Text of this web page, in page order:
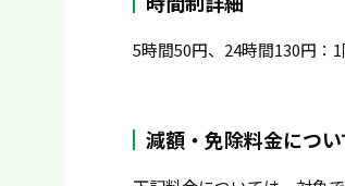
5時間50円、24時間130円：
減額・免除料金につい